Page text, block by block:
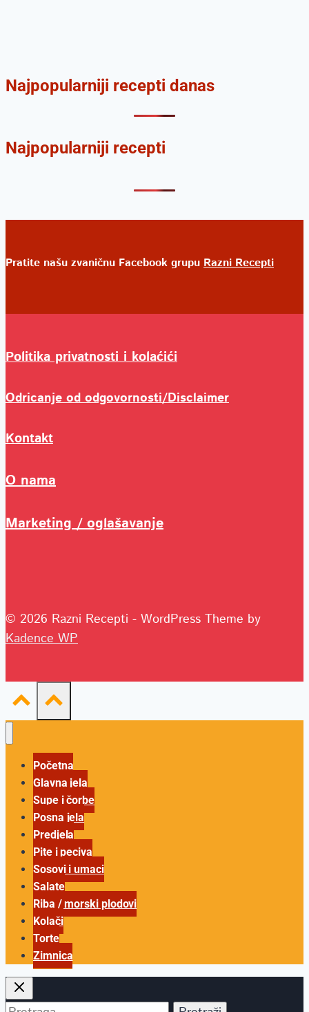
Najpopularniji recepti danas
Najpopularniji recepti
Pratite našu zvaničnu Facebook grupu Razni Recepti
Politika privatnosti i kolaćići
Odricanje od odgovornosti/Disclaimer
Kontakt
O nama
Marketing / oglašavanje
© 2026 Razni Recepti - WordPress Theme by
Kadence WP
Početna
Glavna jela
Supe i čorbe
Posna jela
Predjela
Pite i peciva
Sosovi i umaci
Salate
Riba / morski plodovi
Kolači
Torte
Zimnica